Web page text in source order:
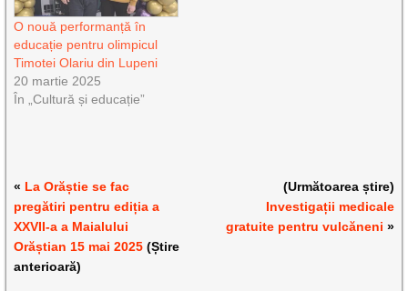
O nouă performanță în
educație pentru olimpicul
Timotei Olariu din Lupeni
20 martie 2025
În „Cultură și educație”
« La Orăștie se fac
pregătiri pentru ediția a
XXVII-a a Maialului
Orăștian 15 mai 2025 (Știre
anterioară)
(Următoarea știre)
Investigații medicale
gratuite pentru vulcăneni »